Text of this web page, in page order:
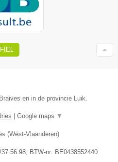
en in de provincie Luik.
Google maps ▼
(West-Vlaanderen)
37 56 98 , BTW-nr: BE0438552440